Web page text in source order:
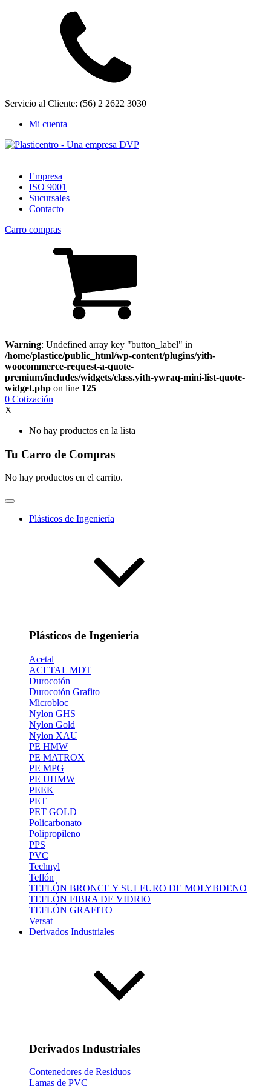
Servicio al Cliente: (56) 2 2622 3030
Mi cuenta
Empresa
ISO 9001
Sucursales
Contacto
Carro compras
Warning: Undefined array key "button_label" in
/home/plastice/public_html/wp-content/plugins/yith-
woocommerce-request-a-quote-
premium/includes/widgets/class.yith-ywraq-mini-list-quote-
widget.php on line 125
0 Cotización
X
No hay productos en la lista
Tu Carro de Compras
No hay productos en el carrito.
Plásticos de Ingeniería
Plásticos de Ingeniería
Acetal
ACETAL MDT
Durocotón
Durocotón Grafito
Microbloc
Nylon GHS
Nylon Gold
Nylon XAU
PE HMW
PE MATROX
PE MPG
PE UHMW
PEEK
PET
PET GOLD
Policarbonato
Polipropileno
PPS
PVC
Technyl
Teflón
TEFLÓN BRONCE Y SULFURO DE MOLYBDENO
TEFLÓN FIBRA DE VIDRIO
TEFLÓN GRAFITO
Versat
Derivados Industriales
Derivados Industriales
Contenedores de Residuos
Lamas de PVC